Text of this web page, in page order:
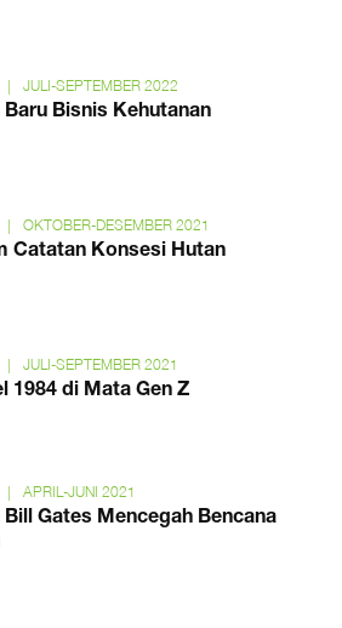
| JULI-SEPTEMBER 2022
Baru Bisnis Kehutanan
| OKTOBER-DESEMBER 2021
Catatan Konsesi Hutan
| JULI-SEPTEMBER 2021
1984 di Mata Gen Z
| APRIL-JUNI 2021
Bill Gates Mencegah Bencana